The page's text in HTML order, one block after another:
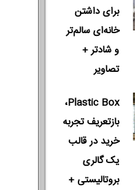
برای داشتن
خانه‌ای سالم‌تر
و شادتر +
تصاویر
Plastic Box،
بازتعریف تجربه
خرید در قالب
یک گالری
بروتالیستی +